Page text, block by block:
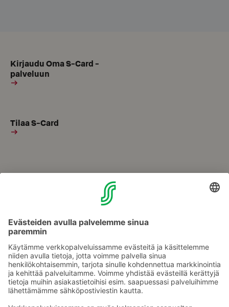
Kirjaudu Oma S-Card -
palveluun
Tilaa S-Card
Usein kysytyt kysymykset